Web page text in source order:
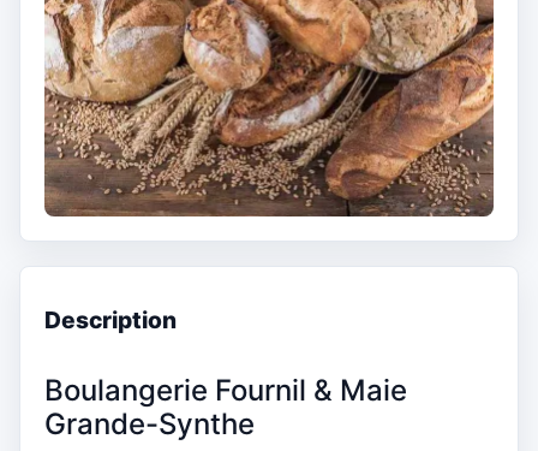
Description
Boulangerie Fournil & Maie
Grande-Synthe